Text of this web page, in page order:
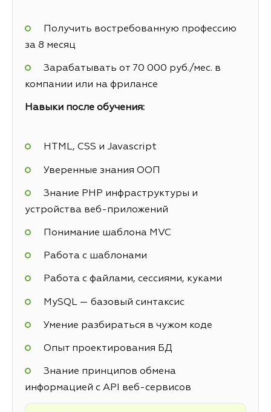
Получить востребованную профессию
за 8 месяц
Зарабатывать от 70 000 руб./мес. в
компании или на фрилансе
Навыки после обучения:
HTML, CSS и Javascript
Уверенные знания ООП
Знание PHP инфраструктуры и
устройства веб-приложений
Понимание шаблона MVC
Работа с шаблонами
Работа с файлами, сессиями, куками
MySQL — базовый синтаксис
Умение разбираться в чужом коде
Опыт проектирования БД
Знание принципов обмена
информацией с API веб-сервисов